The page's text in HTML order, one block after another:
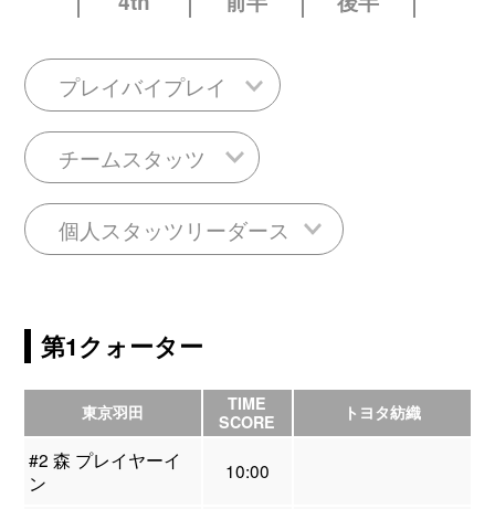
プレイバイプレイ
チームスタッツ
個人スタッツリーダース
第1クォーター
東京羽田
TIME
SCORE
トヨタ紡織
#2 森 プレイヤーイ
ン
10:00